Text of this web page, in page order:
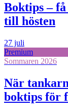
Boktips –
till hösten
27 juli
Premium
Sommaren 2026
När
boktips för